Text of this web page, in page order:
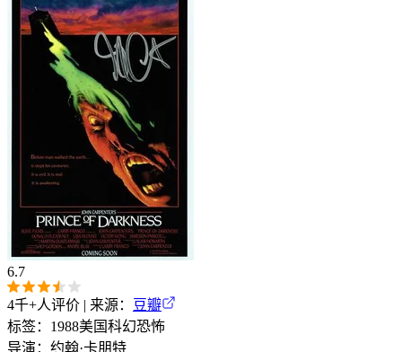
6.7
4千+人评价 | 来源：
豆瓣
标签： 1988美国科幻恐怖
导演： 约翰·卡朋特